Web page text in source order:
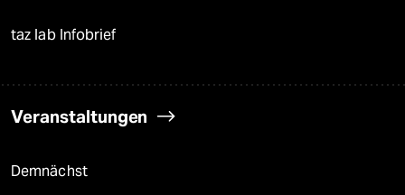
taz lab Infobrief
Veranstaltungen
Demnächst